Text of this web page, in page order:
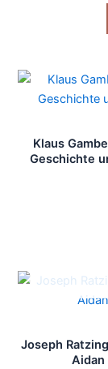
Klaus
Geschichte
Joseph
Aidan